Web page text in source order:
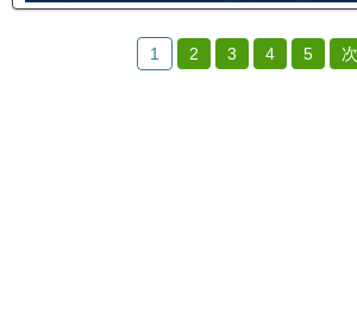
1 2 3 4 5